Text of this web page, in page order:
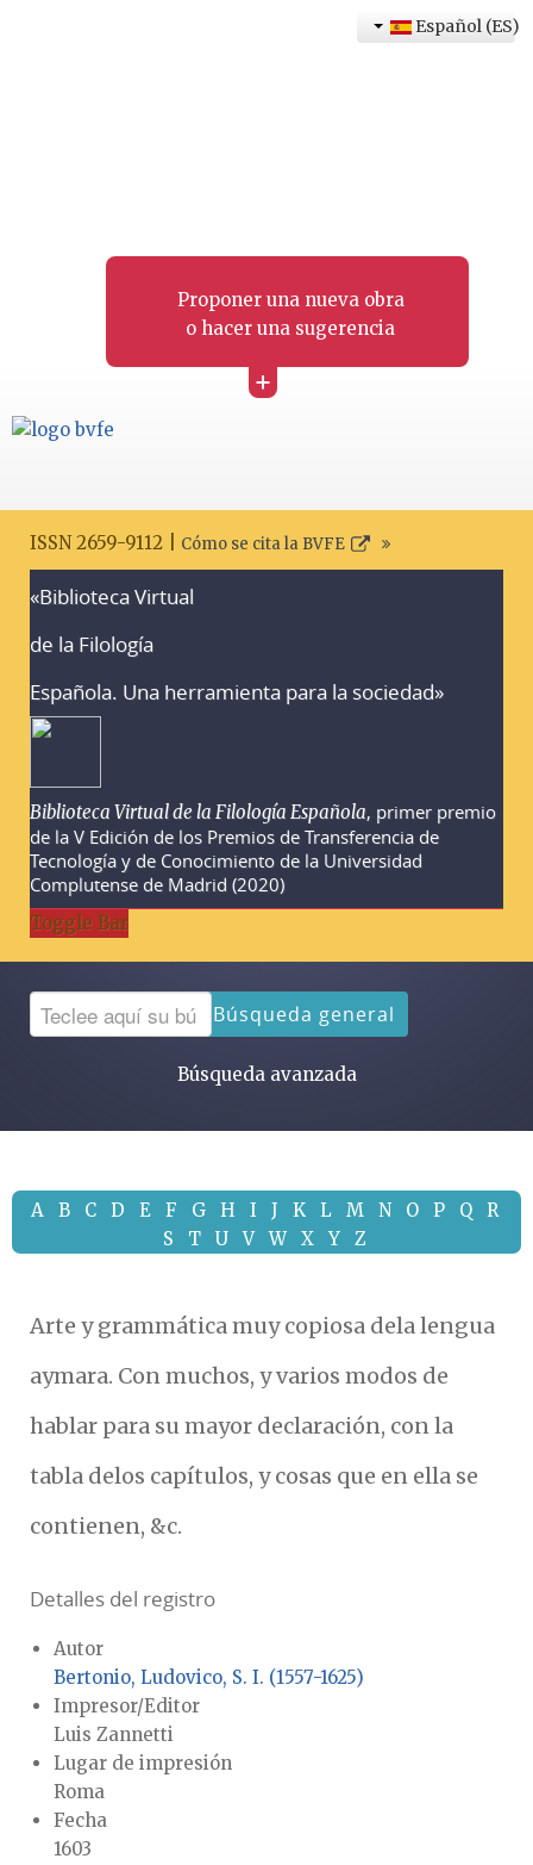
Proponer una nueva obra
o hacer una sugerencia
+
Español (ES)
ISSN 2659-9112 | Cómo se cita la BVFE
«Biblioteca Virtual
de la Filología
Española. Una herramienta para la sociedad»
Biblioteca Virtual de la Filología Española, primer premio
de la V Edición de los Premios de Transferencia de
Tecnología y de Conocimiento de la Universidad
Complutense de Madrid (2020)
Toggle Bar
Búsqueda general
Búsqueda avanzada
A B C D E F G H I J K L M N O P Q
R
S
T U V W X Y Z
Arte y grammática muy copiosa dela lengua
aymara. Con muchos, y varios modos de
hablar para su mayor declaración, con la
tabla delos capítulos, y cosas que en ella se
contienen, &c.
Detalles del registro
Autor
Bertonio, Ludovico, S. I. (1557-1625)
Impresor/Editor
Luis Zannetti
Lugar de impresión
Roma
Fecha
1603